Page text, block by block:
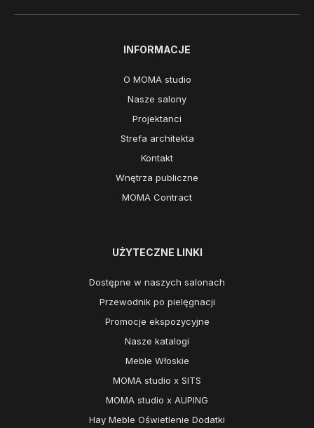
INFORMACJE
O MOMA studio
Nasze salony
Projektanci
Strefa architekta
Kontakt
Wnętrza publiczne
MOMA Contract
UŻYTECZNE LINKI
Dostępne w naszych salonach
Przewodnik po pielęgnacji
Promocje ekspozycyjne
Nasze katalogi
Meble Włoskie
MOMA studio x SITS
MOMA studio x AUPING
Hay Meble Oświetlenie Dodatki